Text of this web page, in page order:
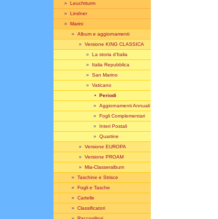
» Leuchtturm
» Lindner
» Marini
» Album e aggiornamenti
» Versione KING CLASSICA
» La storia d'Italia
» Italia Repubblica
» San Marino
» Vaticano
• Periodi
» Aggiornamenti Annuali
» Fogli Complementari
» Interi Postali
» Quartine
» Versione EUROPA
» Versione PROAM
» Mia-Classeralbum
» Taschine e Strisce
» Fogli e Tasche
» Cartelle
» Classificatori